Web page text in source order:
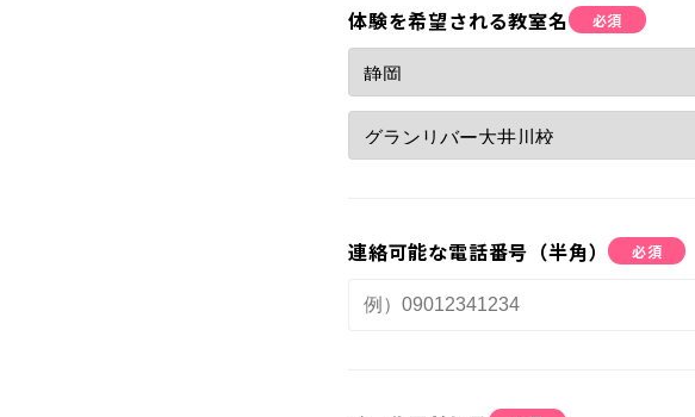
よくある質問
体験を希望される教室名 必須
連絡可能な電話番号（半角） 必須